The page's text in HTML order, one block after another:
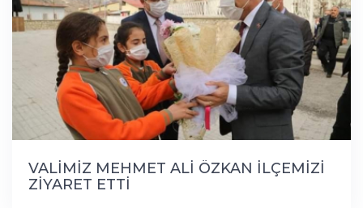
VALİMİZ MEHMET ALİ ÖZKAN İLÇEMİZİ
ZİYARET ETTİ